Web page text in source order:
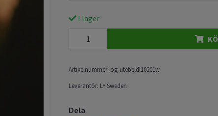
I lager
Artikelnummer: og-utebeldl10201w
Leverantör: LY Sweden
Dela